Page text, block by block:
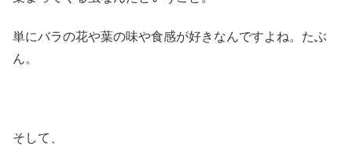
単にバラの花や葉の味や食感が好きなんですよね。たぶ
ん。
そして、